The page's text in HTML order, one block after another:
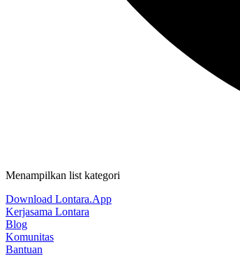
Menampilkan list kategori
Download Lontara.App
Kerjasama Lontara
Blog
Komunitas
Bantuan